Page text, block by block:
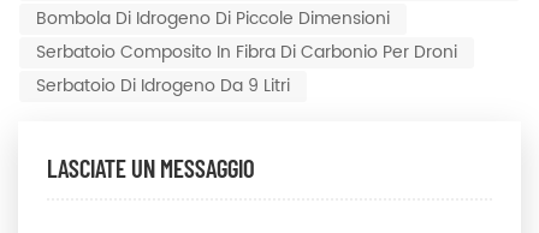
Bombola Di Idrogeno Di Piccole Dimensioni
Serbatoio Composito In Fibra Di Carbonio Per Droni
Serbatoio Di Idrogeno Da 9 Litri
LASCIATE UN MESSAGGIO